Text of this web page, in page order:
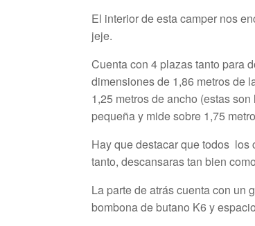
El interior de esta camper nos
jeje.
Cuenta con 4 plazas tanto para
dimensiones de 1,86 metros de
1,25 metros de ancho (estas
pequeña y mide sobre 1,75
Hay que destacar que todos los
tanto, descansaras tan bien
La parte de atrás cuenta con un
bombona de butano K6 y